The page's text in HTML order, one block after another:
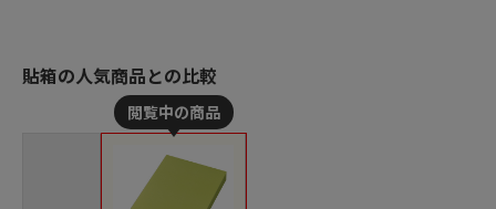
貼箱の人気商品との比較